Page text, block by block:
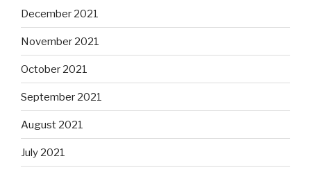
December 2021
November 2021
October 2021
September 2021
August 2021
July 2021